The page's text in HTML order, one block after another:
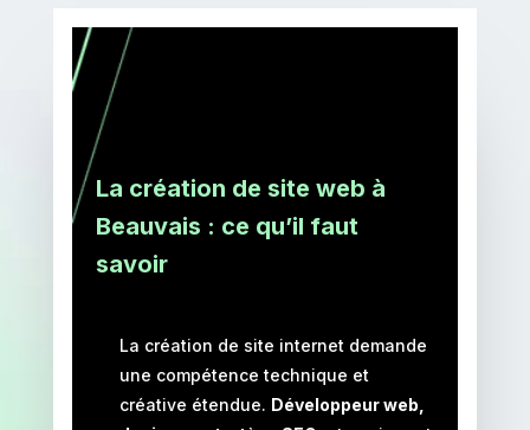
La création de site web à
Beauvais : ce qu’il faut
savoir
La création de site internet demande
une compétence technique et
créative étendue. Développeur web,